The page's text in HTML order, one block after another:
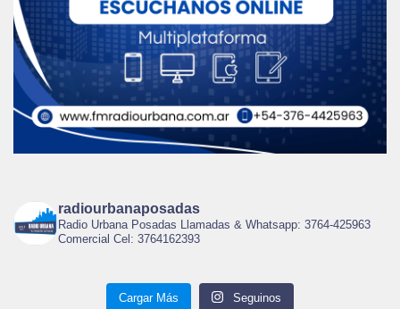
radiourbanaposadas
Radio Urbana Posadas Llamadas & Whatsapp: 3764-425963
Comercial Cel: 3764162393
Cargar Más Seguinos